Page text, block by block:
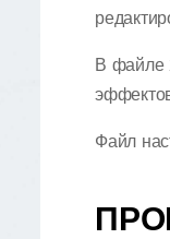
В файле
Файл